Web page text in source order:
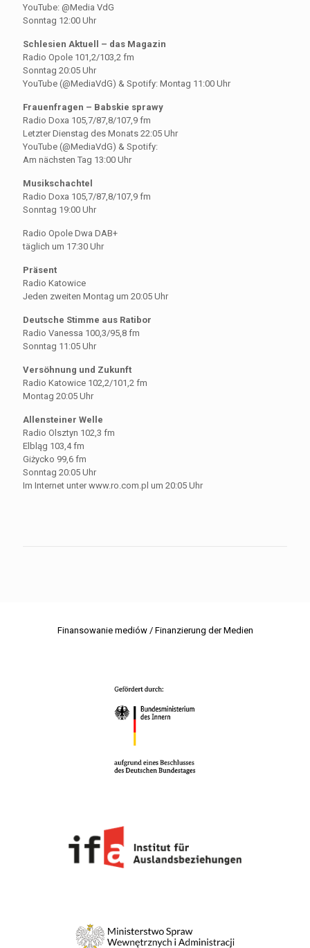
YouTube: @Media VdG
Sonntag 12:00 Uhr
Schlesien Aktuell – das Magazin
Radio Opole 101,2/103,2 fm
Sonntag 20:05 Uhr
YouTube (@MediaVdG) & Spotify: Montag 11:00 Uhr
Frauenfragen – Babskie sprawy
Radio Doxa 105,7/87,8/107,9 fm
Letzter Dienstag des Monats 22:05 Uhr
YouTube (@MediaVdG) & Spotify:
Am nächsten Tag 13:00 Uhr
Musikschachtel
Radio Doxa 105,7/87,8/107,9 fm
Sonntag 19:00 Uhr
Radio Opole Dwa DAB+
täglich um 17:30 Uhr
Präsent
Radio Katowice
Jeden zweiten Montag um 20:05 Uhr
Deutsche Stimme aus Ratibor
Radio Vanessa 100,3/95,8 fm
Sonntag 11:05 Uhr
Versöhnung und Zukunft
Radio Katowice 102,2/101,2 fm
Montag 20:05 Uhr
Allensteiner Welle
Radio Olsztyn 102,3 fm
Elbląg 103,4 fm
Giżycko 99,6 fm
Sonntag 20:05 Uhr
Im Internet unter www.ro.com.pl um 20:05 Uhr
Finansowanie mediów / Finanzierung der Medien